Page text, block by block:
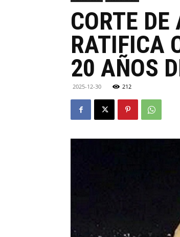
CORTE
RATIFICA
20 AÑOS
2025-12-30 212